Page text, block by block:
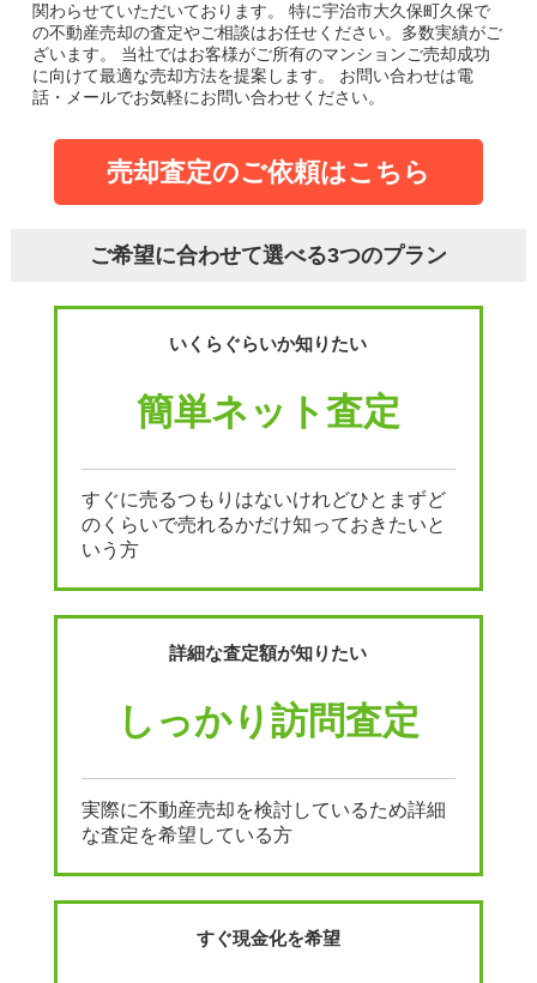
関わらせていただいております。
特に宇治市大久保町久保で
の不動産売却の査定やご相談はお任せください。多数実績がご
ざいます。
当社ではお客様がご所有のマンションご売却成功
に向けて最適な売却方法を提案します。
お問い合わせは電
話・メールでお気軽にお問い合わせください。
売却査定のご依頼はこちら
ご希望に合わせて選べる3つのプラン
いくらぐらいか知りたい
簡単ネット査定
すぐに売るつもりはないけれどひとまずど
のくらいで売れるかだけ知っておきたいと
いう方
詳細な査定額が知りたい
しっかり訪問査定
実際に不動産売却を検討しているため詳細
な査定を希望している方
すぐ現金化を希望